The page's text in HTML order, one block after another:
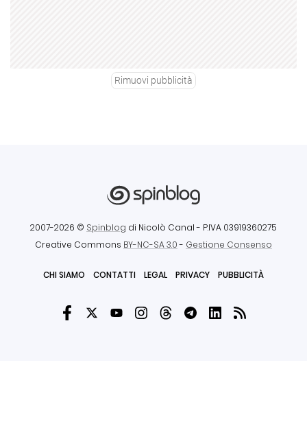
Rimuovi pubblicità
2007-2026 © Spinblog di Nicolò Canal - P.IVA 03919360275
Creative Commons BY-NC-SA 3.0- Gestione Consenso
CHI SIAMO CONTATTI LEGAL PRIVACY PUBBLICITÀ